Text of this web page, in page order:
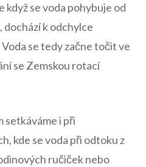
když se voda pohybuje od
dochází k odchylce
se tedy začne točit ve
se Zemskou rotací
setkáváme i při
kde se voda při odtoku z
ručiček nebo